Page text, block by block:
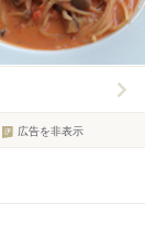
広告を非表示